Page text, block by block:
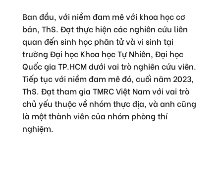
Ban đầu, với niềm đam mê với khoa học cơ
bản, ThS. Đạt thực hiện các nghiên cứu liên
quan đến sinh học phân tử và vi sinh tại
trường Đại học Khoa học Tự Nhiên, Đại học
Quốc gia TP.HCM dưới vai trò nghiên cứu viên.
Tiếp tục với niềm đam mê đó, cuối năm 2023,
ThS. Đạt tham gia TMRC Việt Nam với vai trò
chủ yếu thuộc về nhóm thực địa, và anh cũng
là một thành viên của nhóm phòng thí
nghiệm.